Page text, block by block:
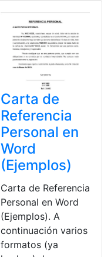
Carta de
Referencia
Personal en
Word
(Ejemplos)
Carta de Referencia
Personal en Word
(Ejemplos). A
continuación varios
formatos (ya